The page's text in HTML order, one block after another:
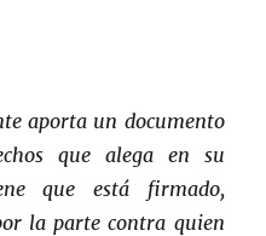
aporta un documento
que alega en su
que está firmado,
la parte contra quien